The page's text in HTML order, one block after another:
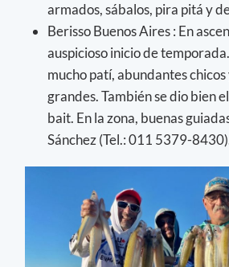
armados, sábalos, pira pitá y
Berisso Buenos Aires : En
auspicioso inicio de
mucho patí, abundantes chicos
grandes. También se dio bien
bait. En la zona, buenas
Sánchez (Tel.: 011 5379-